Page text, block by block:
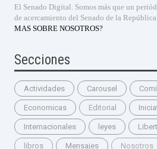
El Senado Digital. Somos más que un
de acercamiento del Senado de la
MAS SOBRE NOSOTROS?
Secciones
Actividades Carousel
Economicas Editorial
Internacionales leyes
libros Mensajes Nosotros